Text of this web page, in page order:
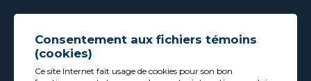
Consentement aux fichiers témoins
(cookies)
Ce site Internet fait usage de cookies pour son bon